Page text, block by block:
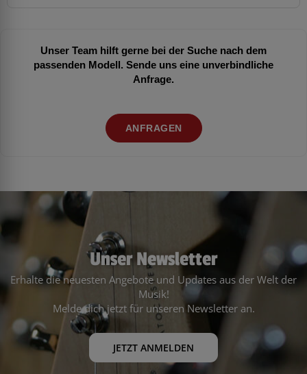
Unser Team hilft gerne bei der Suche nach dem
passenden Modell. Sende uns eine unverbindliche
Anfrage.
ANFRAGEN
Unser Newsletter
Erhalte die neuesten Angebote und Updates aus der Welt der
Musik!
Melde dich jetzt für unseren Newsletter an.
JETZT ANMELDEN